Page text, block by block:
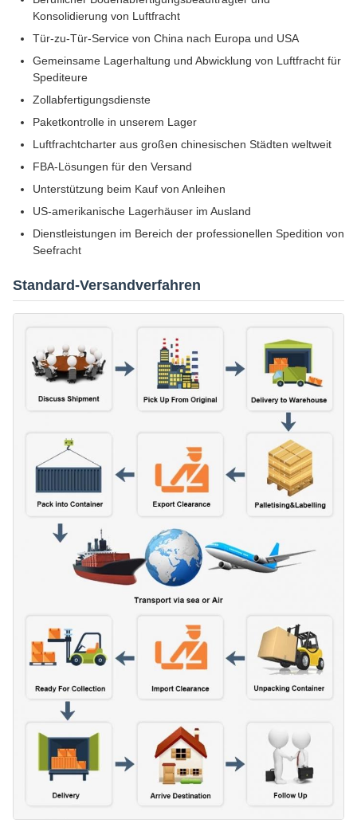
Konsolidierung von Luftfracht
Tür-zu-Tür-Service von China nach Europa und USA
Gemeinsame Lagerhaltung und Abwicklung von Luftfracht für
Spediteure
Zollabfertigungsdienste
Paketkontrolle in unserem Lager
Luftfrachtcharter aus großen chinesischen Städten weltweit
FBA-Lösungen für den Versand
Unterstützung beim Kauf von Anleihen
US-amerikanische Lagerhäuser im Ausland
Dienstleistungen im Bereich der professionellen Spedition von
Seefracht
Standard-Versandverfahren